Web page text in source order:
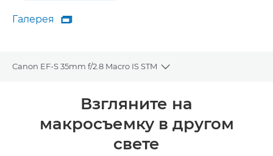
Галерея
Галерея

Canon EF-S 35mm f/2.8 Macro IS STM
Toggle breadcrumbs
Общая информация
Технические характеристики
Взгляните на
макросъемку в другом
свете